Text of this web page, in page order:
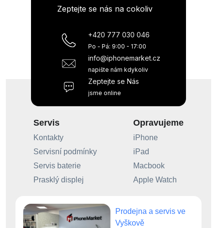
Zeptejte se nás na cokoliv
+420 777 030 046
Po - Pá: 9:00 - 17:00
info@iphonemarket.cz
napište nám kdykoliv
Zeptejte se Nás
jsme online
Servis
Kontakty
Servisní podmínky
Servis baterie
Prasklý displej
Opravujeme
iPhone
iPad
Macbook
Apple Watch
Prodejna a servis ve
Vyškově